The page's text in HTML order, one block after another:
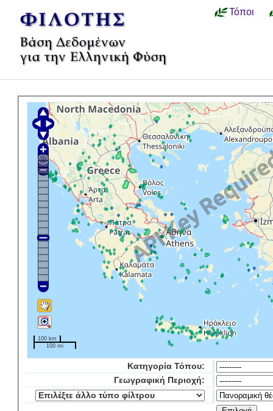
Τόποι
100 km
100 mi
Κατηγορία Τόπου:
Γεωγραφική Περιοχή: